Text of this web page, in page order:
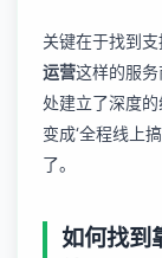
关键在于找到
运营这样的服
处建立了深度的
变成‘全程线上
了。
如何找到